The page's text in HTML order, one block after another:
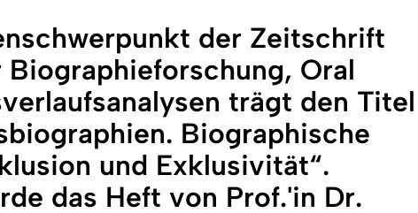
der Zeitschrift
Oral
trägt den Titel
Biographische
und Exklusivität“.
das Heft von Prof.'in Dr.